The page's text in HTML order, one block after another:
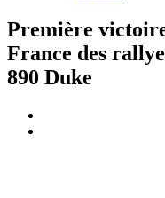
Première
France des
890 Duke